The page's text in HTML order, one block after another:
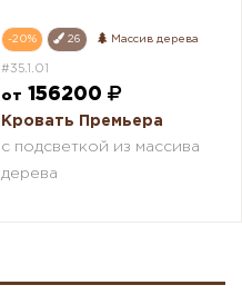
-20% 26 Массив дерева
#35.1.01
от 156200
Кровать Премьера
с подсветкой из массива
дерева